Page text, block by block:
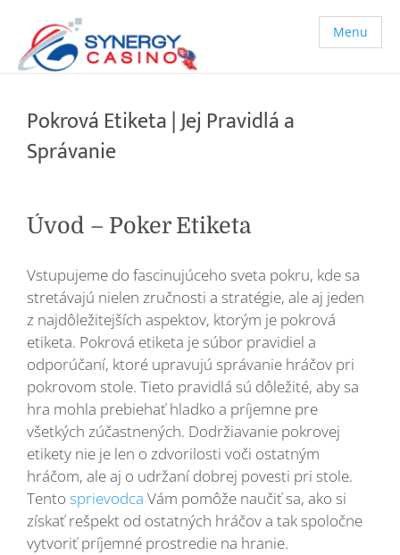
Menu
Pokrová Etiketa | Jej Pravidlá a
Správanie
Úvod – Poker Etiketa
Vstupujeme do fascinujúceho sveta pokru, kde sa
stretávajú nielen zručnosti a stratégie, ale aj jeden
z najdôležitejších aspektov, ktorým je pokrová
etiketa. Pokrová etiketa je súbor pravidiel a
odporúčaní, ktoré upravujú správanie hráčov pri
pokrovom stole. Tieto pravidlá sú dôležité, aby sa
hra mohla prebiehať hladko a príjemne pre
všetkých zúčastnených. Dodržiavanie pokrovej
etikety nie je len o zdvorilosti voči ostatným
hráčom, ale aj o udržaní dobrej povesti pri stole.
Tento sprievodca Vám pomôže naučiť sa, ako si
získať rešpekt od ostatných hráčov a tak spoločne
vytvoriť príjemné prostredie na hranie.